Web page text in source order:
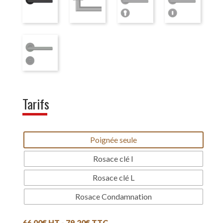
Tarifs
Poignée seule
Rosace clé I
Rosace clé L
Rosace Condamnation